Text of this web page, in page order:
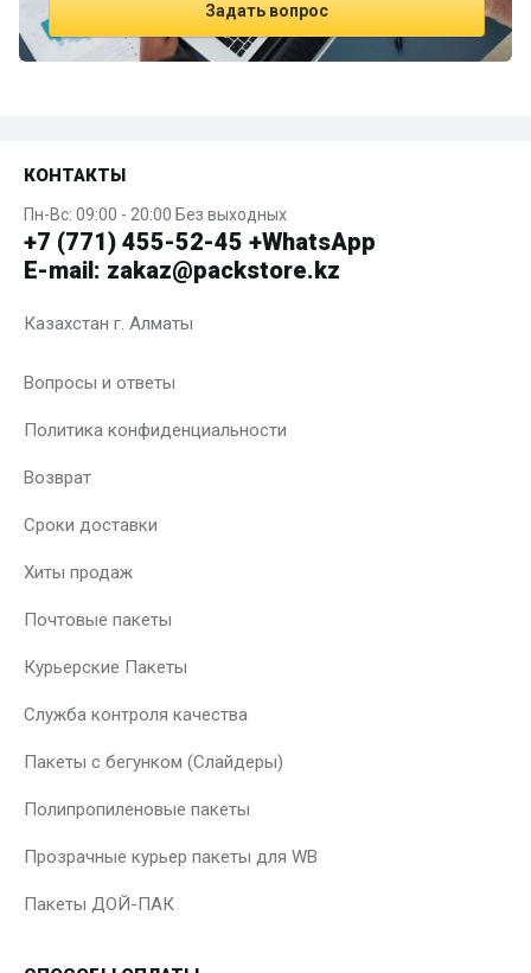
Задать вопрос
КОНТАКТЫ
Пн-Вс: 09:00 - 20:00 Без выходных
+7 (771) 455-52-45 +WhatsApp
E-mail: zakaz@packstore.kz
Казахстан г. Алматы
Вопросы и ответы
Политика конфиденциальности
Возврат
Сроки доставки
Хиты продаж
Почтовые пакеты
Курьерские Пакеты
Служба контроля качества
Пакеты с бегунком (Слайдеры)
Полипропиленовые пакеты
Прозрачные курьер пакеты для WB
Пакеты ДОЙ-ПАК